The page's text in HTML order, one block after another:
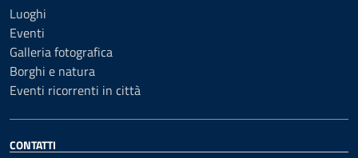
Luoghi
Eventi
Galleria fotografica
Borghi e natura
Eventi ricorrenti in città
CONTATTI